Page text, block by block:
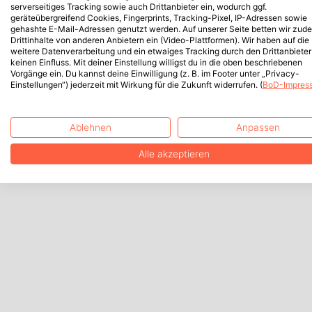
serverseitiges Tracking sowie auch Drittanbieter ein, wodurch ggf.
geräteübergreifend Cookies, Fingerprints, Tracking-Pixel, IP-Adressen sowie
gehashte E-Mail-Adressen genutzt werden. Auf unserer Seite betten wir
Drittinhalte von anderen Anbietern ein (Video-Plattformen). Wir haben auf die
weitere Datenverarbeitung und ein etwaiges Tracking durch den Drittanbieter
keinen Einfluss. Mit deiner Einstellung willigst du in die oben beschriebenen
Vorgänge ein. Du kannst deine Einwilligung (z. B. im Footer unter „Privacy-
Einstellungen“) jederzeit mit Wirkung für die Zukunft widerrufen. (BoD-
Ablehnen Anpassen
Alle akzeptieren